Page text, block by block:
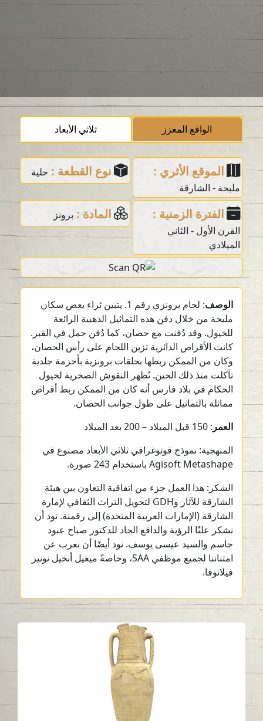
الواقع المعزز ثلاثي الأبعاد
الموقع الأثري :
مليحة - الشارقة
نوع القطعة : حلية
الفترة الزمنية :
القرن الأول - الثاني
الميلادي
المادة : برونز
الوصف
: لجام برونزي رقم 1. يتبين ثراء بعض سكان
مليحة من خلال دفن هذه التماثيل الذهبية الرائعة
للخيول. وقد دُفنت مع حصان، كما دُفن جمل في القبر.
كانت الأقراص الدائرية تزين اللجام على رأس الحصان،
وكان من الممكن ربطها بحلقات برونزية بأحزمة جلدية
تآكلت منذ ذلك الحين. تُظهر النقوش الصخرية لخيول
الحكام في بلاد فارس أنه كان من الممكن ربط أقراص
مماثلة بالتماثيل على طول جوانب الحصان.
العمر: 150 قبل الميلاد – 200 بعد الميلاد
المنهجية: نموذج فوتوغرافي ثلاثي الأبعاد مصنوع في
Agisoft Metashape باستخدام 243 صورة.
الشكر: هذا العمل جزء من اتفاقية التعاون بين هيئة
الشارقة للآثار وGDH لتحويل التراث الثقافي لإمارة
الشارقة (الإمارات العربية المتحدة) إلى رقمنة. نود أن
نشكر علنًا الرؤية والدافع الجاد للدكتور صباح عبود
جاسم والسيد عيسى يوسف. نود أيضًا أن نعرب عن
امتناننا لجميع موظفي SAA، وخاصةً ميغيل أنخيل نونيز
فيلانوفا.